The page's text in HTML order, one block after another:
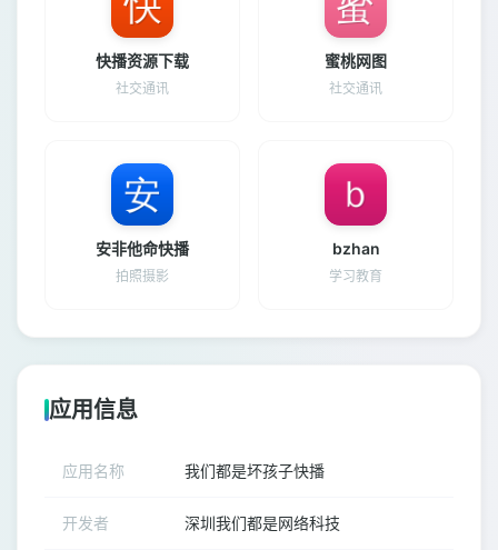
快播资源下载
社交通讯
蜜桃网图
社交通讯
安非他命快播
拍照摄影
bzhan
学习教育
应用信息
应用名称 我们都是坏孩子快播
开发者 深圳我们都是网络科技